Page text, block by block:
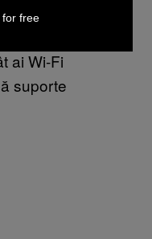
la urmă
şi în WC-ul din
ai Wi-Fi
suporte
for free